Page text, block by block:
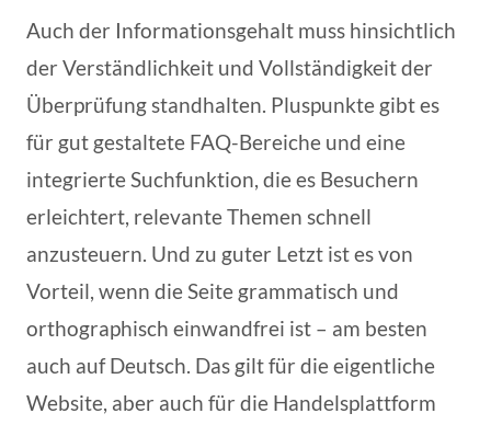
Auch der Informationsgehalt muss hinsichtlich
der Verständlichkeit und Vollständigkeit der
Überprüfung standhalten. Pluspunkte gibt es
für gut gestaltete FAQ-Bereiche und eine
integrierte Suchfunktion, die es Besuchern
erleichtert, relevante Themen schnell
anzusteuern. Und zu guter Letzt ist es von
Vorteil, wenn die Seite grammatisch und
orthographisch einwandfrei ist – am besten
auch auf Deutsch. Das gilt für die eigentliche
Website, aber auch für die Handelsplattform